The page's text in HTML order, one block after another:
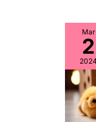
Mar
2
2024